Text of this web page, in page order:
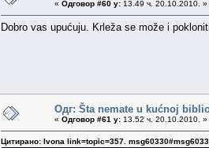
« Одговор #60 у: 13.49 ч. 20.10.2010. »
Dobro vas upućuju. Krleža se može i
Одг: Šta nemate u kućnoj
« Одговор #61 у: 13.52 ч. 20.10.2010. »
Цитирано: Ivona link=topic=357.